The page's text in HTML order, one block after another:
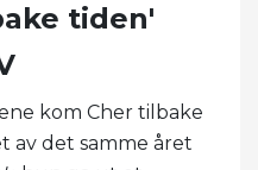
tiden'
kom Cher tilbake
av det samme året